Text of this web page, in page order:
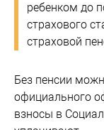
ребенком до
страхового
страховой
Без пенсии
официального
взносы в